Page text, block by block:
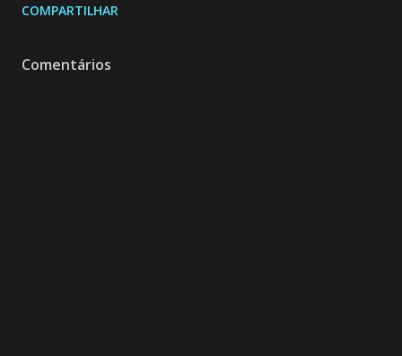
COMPARTILHAR
Comentários